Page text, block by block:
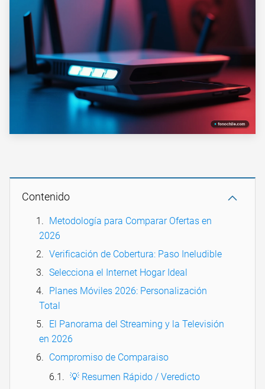
Contenido
Metodología para Comparar Ofertas en
2026
Verificación de Cobertura: Paso Ineludible
Selecciona el Internet Hogar Ideal
Planes Móviles 2026: Personalización
Total
El Panorama del Streaming y la Televisión
en 2026
Compromiso de Comparaiso
💡 Resumen Rápido / Veredicto